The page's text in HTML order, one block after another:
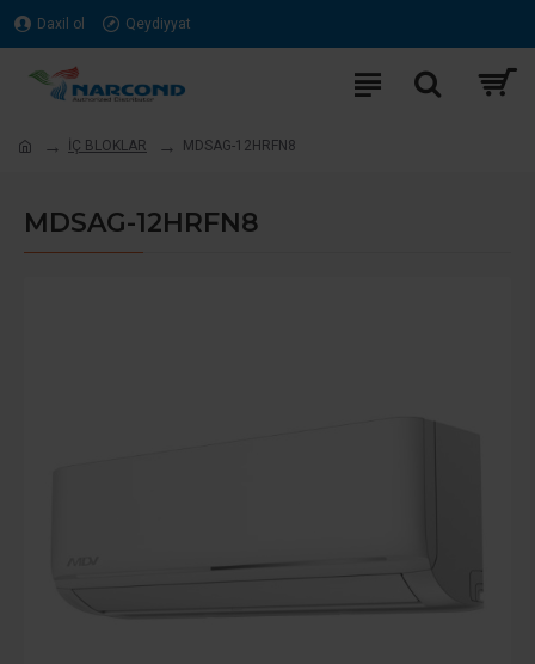
Daxil ol Qeydiyyat
İÇ BLOKLAR MDSAG-12HRFN8
MDSAG-12HRFN8